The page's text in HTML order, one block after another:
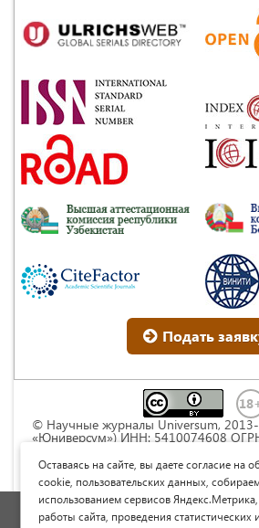
Подать
© Научные журналы Universum,
«Юниверсум») ИНН: 5410074608
Commons « Attribution»
Непортированная
Политика обработки
Оставаясь на сайте, вы даете согласие на
cookie, пользовательских данных,
использованием сервисов
работы сайта, проведения статистических